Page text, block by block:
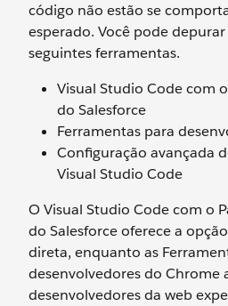
código não estão se
esperado. Você pode
seguintes ferramentas.
Visual Studio Code com
do Salesforce
Ferramentas para
Configuração avançada
Visual Studio Code
O Visual Studio Code com o
do Salesforce oferece a
direta, enquanto as
desenvolvedores do Chrome
desenvolvedores da web